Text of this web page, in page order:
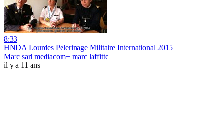
8:33
HNDA Lourdes Pèlerinage Militaire International 2015
Marc sarl mediacom+ marc laffitte
il y a 11 ans